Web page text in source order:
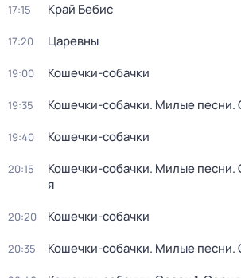
17:15 Край Бебис
17:20 Царевны
19:00 Кошечки-собачки
19:35 Кошечки-собачки. Милые песни.
19:40 Кошечки-собачки
20:15 Кошечки-собачки. Милые песни.
я
20:20 Кошечки-собачки
20:35 Кошечки-собачки. Милые песни.